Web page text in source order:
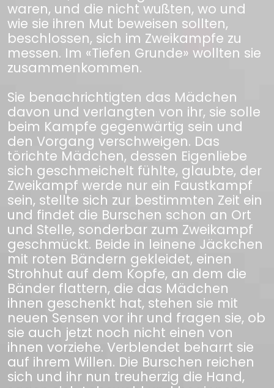
waren, und die nicht wußten, wo und
wie sie ihren Mut beweisen sollten,
beschlossen, sich im Zweikampfe zu
messen. Im «Tiefen Grunde» wollten sie
zusammenkommen.
Sie benachrichtigten das Mädchen
davon und verlangten von ihr, sie solle
beim Kampfe gegenwärtig sein und
den Vorgang verschweigen. Das
törichte Mädchen, dessen Eigenliebe
sich geschmeichelt fühlte, glaubte, der
Zweikampf werde nur ein Faustkampf
sein, stellte sich zur bestimmten Zeit ein
und findet die Burschen schon an Ort
und Stelle, sonderbar zum Zweikampf
geschmückt. Beide in leinene Jäckchen
mit roten Bändern gekleidet, einen
Strohhut auf dem Kopfe, an dem die
Bänder flattern, die das Mädchen
ihnen geschenkt hat, stehen sie mit
neuen Sensen vor ihr und fragen sie, ob
sie auch jetzt noch nicht einen von
ihnen vorziehe. Verblendet beharrt sie
auf ihrem Willen. Die Burschen reichen
sich und ihr nun treuherzig die Hand,